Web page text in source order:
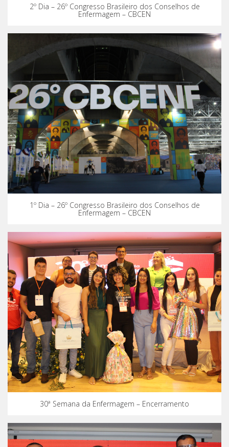
2º Dia – 26º Congresso Brasileiro dos Conselhos de
Enfermagem – CBCEN
1º Dia – 26º Congresso Brasileiro dos Conselhos de
Enfermagem – CBCEN
30ª Semana da Enfermagem – Encerramento